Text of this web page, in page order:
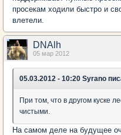
просекам ходили быстро и
влетели.
DNAlh
05 мар 2012
05.03.2012 - 10:20 Syrano
При том, что в другом куске
чистыми.
На самом деле на будущее